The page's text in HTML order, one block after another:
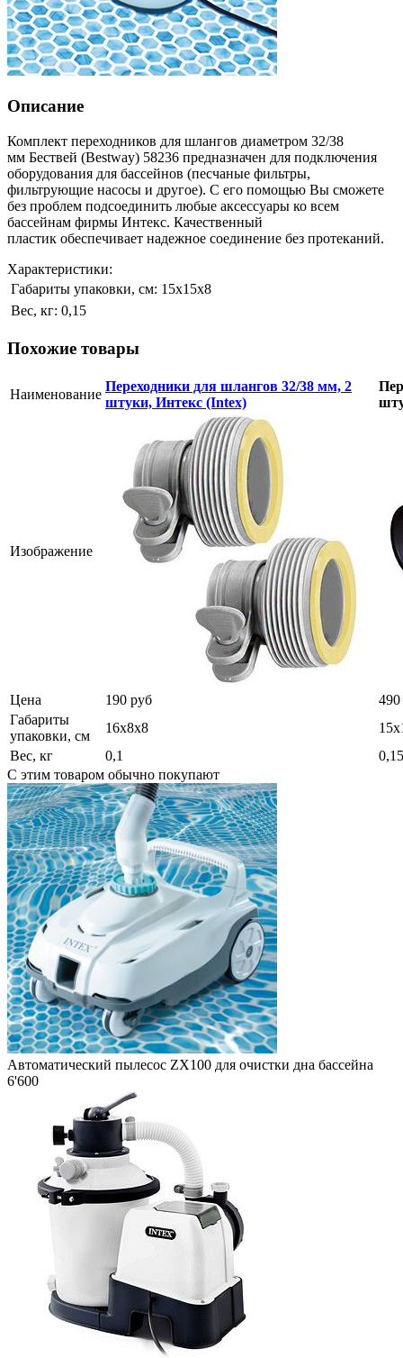
Описание
Комплект переходников для шлангов диаметром 32/38
мм Бествей (Bestway) 58236 предназначен для подключения
оборудования для бассейнов (песчаные фильтры,
фильтрующие насосы и другое). С его помощью Вы сможете
без проблем подсоединить любые аксессуары ко всем
бассейнам фирмы Интекс. Качественный
пластик обеспечивает надежное соединение без протеканий.
Характеристики:
Габариты упаковки, см: 15х15х8
Вес, кг: 0,15
Похожие товары
Наименование
Переходники для шлангов 32/38 мм, 2
штуки, Интекс (Intex)
Изображение
Цена 190 руб
490
Габариты
упаковки, см
16х8х8
Вес, кг
0,1
0,15
С этим товаром обычно покупают
Автоматический пылесос ZX100 для очистки дна бассейна
6'600